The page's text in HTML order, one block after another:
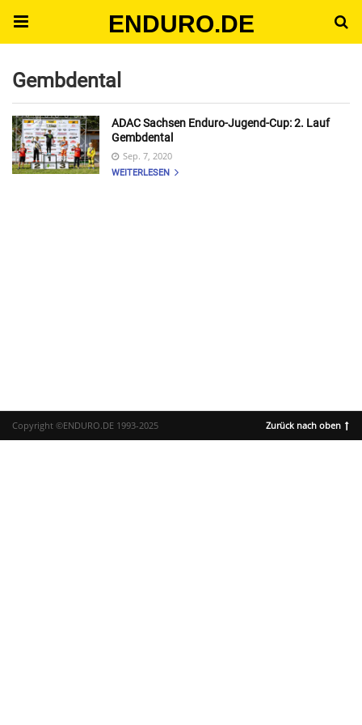
ENDURO.DE
Gembdental
ADAC Sachsen Enduro-Jugend-Cup: 2. Lauf
Gembdental
Sep. 7, 2020
WEITERLESEN
Copyright ©ENDURO.DE 1993-2025 Zurück nach oben